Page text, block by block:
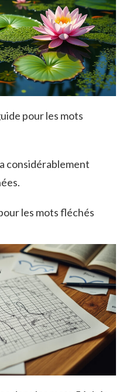
pour les mots
considérablement
les mots fléchés